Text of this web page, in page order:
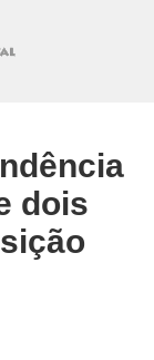
dois